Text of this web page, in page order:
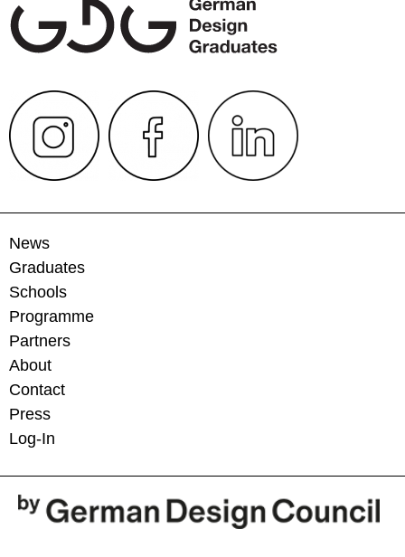
News
Graduates
Schools
Programme
Partners
About
Contact
Press
Log-In